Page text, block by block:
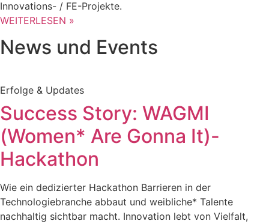
Innovations- / FE-Projekte.
WEITERLESEN »
News und Events
Erfolge & Updates
Success Story: WAGMI
(Women* Are Gonna It)-
Hackathon
Wie ein dedizierter Hackathon Barrieren in der
Technologiebranche abbaut und weibliche* Talente
nachhaltig sichtbar macht. Innovation lebt von Vielfalt,